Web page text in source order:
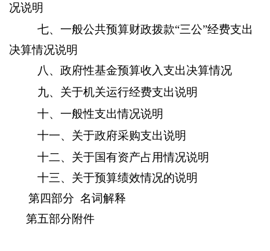
况说明
七、一般公共预算财政拨款“三公”经费支出
决算情况说明
八、政府性基金预算收入支出决算情况
九、关于机关运行经费支出说明
十、一般性支出情况说明
十一、关于政府采购支出说明
十二、关于国有资产占用情况说明
十三、关于预算绩效情况的说明
第四部分 名词解释
第五部分附件